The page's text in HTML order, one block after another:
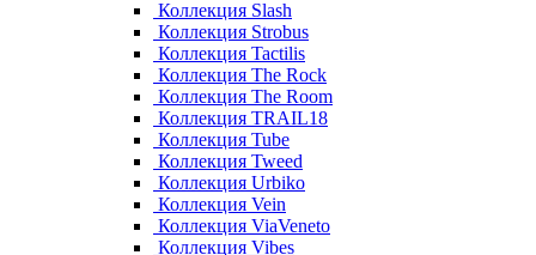
Коллекция Slash
Коллекция Strobus
Коллекция Tactilis
Коллекция The Rock
Коллекция The Room
Коллекция TRAIL18
Коллекция Tube
Коллекция Tweed
Коллекция Urbiko
Коллекция Vein
Коллекция ViaVeneto
Коллекция Vibes